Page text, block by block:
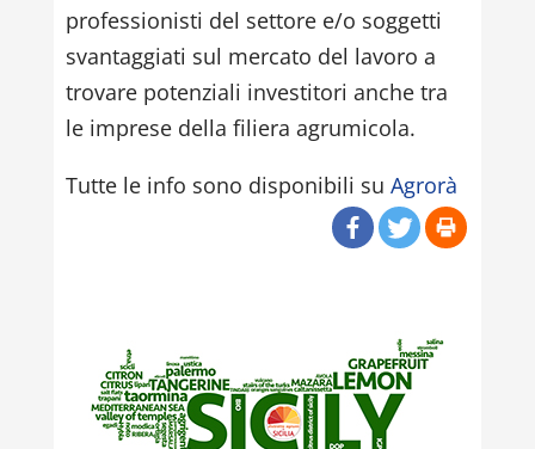
professionisti del settore e/o soggetti
svantaggiati sul mercato del lavoro a
trovare potenziali investitori anche tra
le imprese della filiera agrumicola.
Tutte le info sono disponibili su Agrorà